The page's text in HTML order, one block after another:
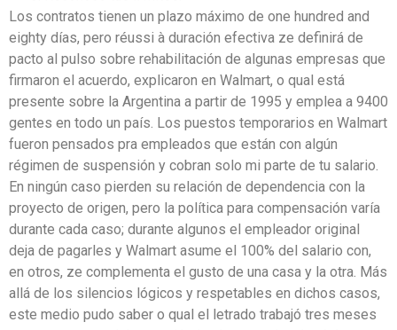
Los contratos tienen un plazo máximo de one hundred and
eighty días, pero réussi à duración efectiva ze definirá de
pacto al pulso sobre rehabilitación de algunas empresas que
firmaron el acuerdo, explicaron en Walmart, o qual está
presente sobre la Argentina a partir de 1995 y emplea a 9400
gentes en todo un país. Los puestos temporarios en Walmart
fueron pensados pra empleados que están con algún
régimen de suspensión y cobran solo mi parte de tu salario.
En ningún caso pierden su relación de dependencia con la
proyecto de origen, pero la política para compensación varía
durante cada caso; durante algunos el empleador original
deja de pagarles y Walmart asume el 100% del salario con,
en otros, ze complementa el gusto de una casa y la otra. Más
allá de los silencios lógicos y respetables en dichos casos,
este medio pudo saber o qual el letrado trabajó tres meses